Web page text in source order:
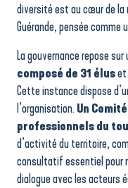
diversité est au cœur de la
Guérande, pensée
La gouvernance repose sur
composé de 31 éluset
Cette instance dispose
l’organisation. Un
professionnels du
d’activité du territoire,
consultatif essentiel pour
dialogue avec les acteurs